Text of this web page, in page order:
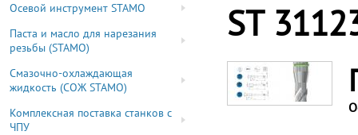
Осевой инструмент STAMO
Паста и масло для нарезания
резьбы (STAMO)
Смазочно-охлаждающая
жидкость (СОЖ STAMO)
Комплексная поставка станков с
ЧПУ
ST